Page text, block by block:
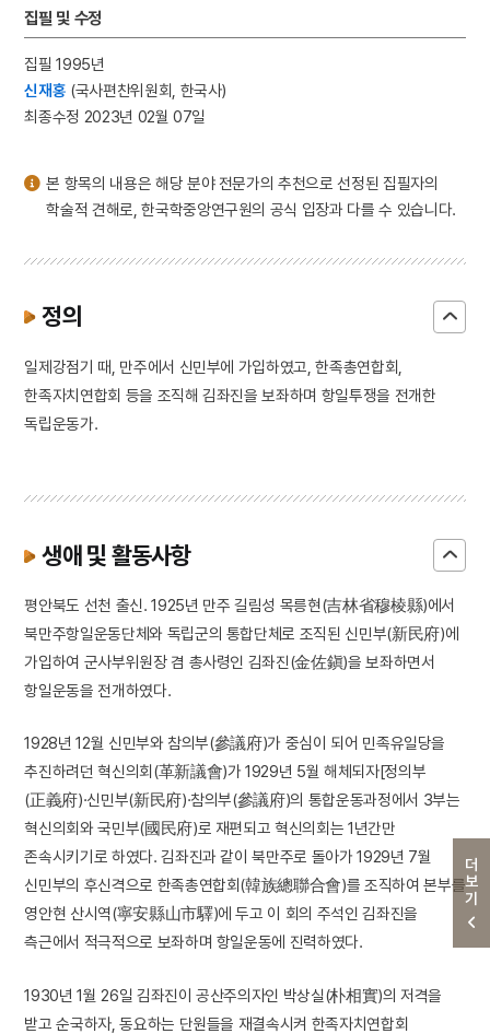
8 꿀벌
9
10
민족종교
더보기
집필 및 수정
집필 1995년
신재홍 (국사편찬위원회, 한국사)
최종수정 2023년 02월 07일
본 항목의 내용은 해당 분야 전문가의 추천으로 선정된 집필자의
학술적 견해로, 한국학중앙연구원의 공식 입장과 다를 수 있습니다.
정의
일제강점기 때, 만주에서 신민부에 가입하였고, 한족총연합회,
한족자치연합회 등을 조직해 김좌진을 보좌하며 항일투쟁을 전개한
독립운동가.
생애 및 활동사항
평안북도 선천 출신. 1925년 만주 길림성 목릉현(吉林省穆棱縣)에서
북만주항일운동단체와 독립군의 통합단체로 조직된 신민부(新民府)에
가입하여 군사부위원장 겸 총사령인 김좌진(金佐鎭)을 보좌하면서
항일운동을 전개하였다.
1928년 12월 신민부와 참의부(參議府)가 중심이 되어 민족유일당을
추진하려던 혁신의회(革新議會)가 1929년 5월 해체되자[정의부
(正義府)·신민부(新民府)·참의부(參議府)의 통합운동과정에서 3부는
혁신의회와 국민부(國民府)로 재편되고 혁신의회는 1년간만
존속시키기로 하였다. 김좌진과 같이 북만주로 돌아가 1929년 7월
신민부의 후신격으로 한족총연합회(韓族總聯合會)를 조직하여 본부를
영안현 산시역(寧安縣山市驛)에 두고 이 회의 주석인 김좌진을
측근에서 적극적으로 보좌하며 항일운동에 진력하였다.
1930년 1월 26일 김좌진이 공산주의자인 박상실(朴相實)의 저격을
받고 순국하자, 동요하는 단원들을 재결속시켜 한족자치연합회